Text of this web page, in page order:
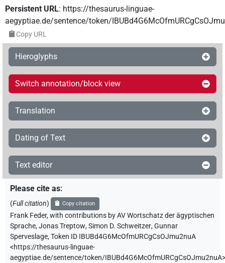
Persistent URL: https://thesaurus-linguae-
aegyptiae.de/sentence/token/
Copy URL
Hieroglyphs
Switch annotation/block view
Translation
Dating of Text
Text editor
Please cite as:
(Full citation) Copy citation
Frank Feder,with contributions byAV Wortschatz der ägyptischen
Sprache,Jonas Treptow,Simon D. Schweitzer,Gunnar
Sperveslage,Token ID IBUBd4G6McOfmURCgCsOJmu2nuA
<https://thesaurus-linguae-
aegyptiae.de/sentence/token/IBUBd4G6McOfmURCgCsOJmu2nuA>